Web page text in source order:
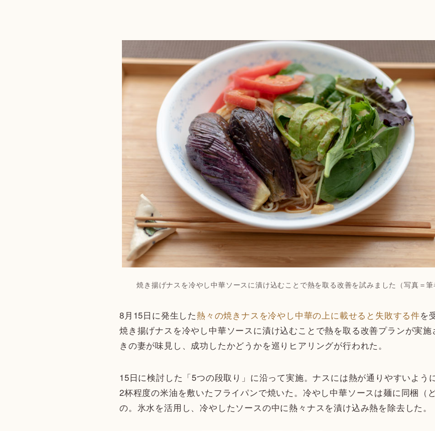
焼き揚げナスを冷やし中華ソースに漬け込むことで熱を取る改善を試みました（写真＝筆
8月15日に発生した熱々の焼きナスを冷やし中華の上に載せると失敗する件を
焼き揚げナスを冷やし中華ソースに漬け込むことで熱を取る改善プランが実
きの妻が味見し、成功したかどうかを巡りヒアリングが行われた。
15日に検討した「5つの段取り」に沿って実施。ナスには熱が通りやすいよう
2杯程度の米油を敷いたフライパンで焼いた。冷やし中華ソースは麺に同梱（
の。氷水を活用し、冷やしたソースの中に熱々ナスを漬け込み熱を除去した。